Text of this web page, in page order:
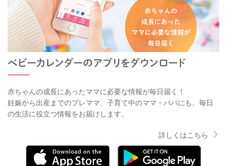
赤ちゃんの成長にあったママに必要な情報が毎日届く！
妊娠から出産までのプレママ、子育て中のママ・パパにも、毎日
の生活に役立つ情報をお届けします。
詳しくはこちら